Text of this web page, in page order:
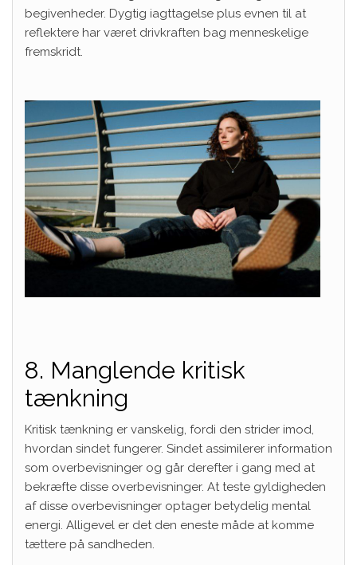
begivenheder. Dygtig iagttagelse plus evnen til at
reflektere har været drivkraften bag menneskelige
fremskridt.
8. Manglende kritisk
tænkning
Kritisk tænkning er vanskelig, fordi den strider imod,
hvordan sindet fungerer. Sindet assimilerer information
som overbevisninger og går derefter i gang med at
bekræfte disse overbevisninger. At teste gyldigheden
af ​​disse overbevisninger optager betydelig mental
energi. Alligevel er det den eneste måde at komme
tættere på sandheden.